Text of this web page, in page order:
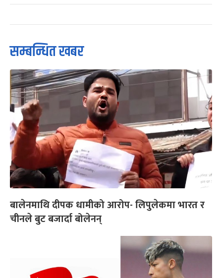
सम्बन्धित खबर
बालेनमाथि दीपक धामीको आरोप- लिपुलेकमा भारत र
चीनले बुट बजार्दा बोलेनन्